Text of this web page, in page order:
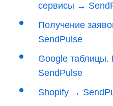
сервисы →
Получение
SendPulse
Google
SendPulse
Shopify →